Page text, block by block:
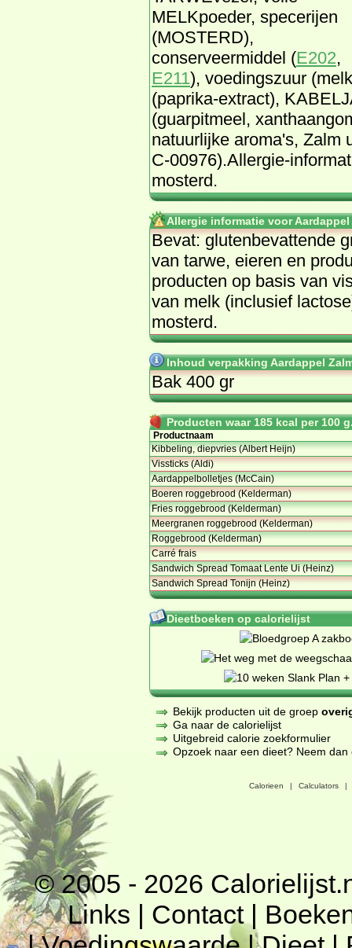
MELKpoeder, specerijen
(MOSTERD),
conserveermiddel (E202,
E211), voedingszuur
(paprika-extract),
(guarpitmeel,
natuurlijke aroma's, Zalm
C-00976).Allergie-
mosterd.
Allergie informatie voor
Bevat: glutenbevattende
van tarwe, eieren en
producten op basis van
van melk (inclusief
mosterd.
Inhoud verpakking Aardappel
Bak 400 gr
Producten waar 185 kcal per 100
Productnaam
Kibbeling, diepvries (Albert Heijn)
Vissticks (Aldi)
Aardappelbolletjes (McCain)
Boeren roggebrood (Kelderman)
Fries roggebrood (Kelderman)
Meergranen roggebrood (Kelderman)
Roggebrood (Kelderman)
Carré frais
Sandwich Spread Tomaat Lente Ui (Heinz)
Sandwich Spread Tonijn (Heinz)
Dieetboeken op calorielijst
Bekijk producten uit de groep
Ga naar de calorielijst
Uitgebreid calorie zoekformulier
Opzoek naar een dieet? Neem
Calorieen | Calculators |
© 2005 - 2026
Links | Contact|